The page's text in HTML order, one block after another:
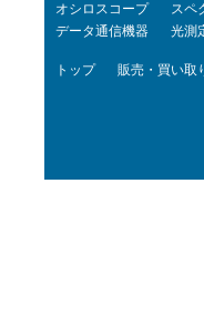
オシロスコープ スペ
データ通信機器
光測
トップ 販売・買い取